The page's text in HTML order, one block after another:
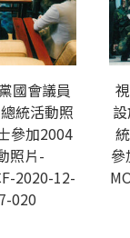
國會議員
統活動照
參加2004
照片-
2020-12-
020